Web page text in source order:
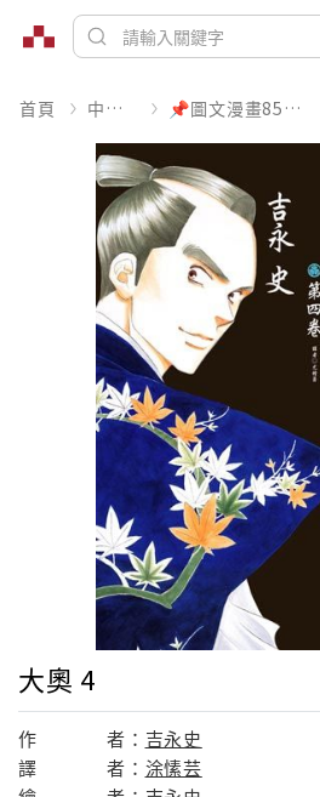
首頁 中文書 📌圖文漫畫85折起
大奧 4
作 者： 吉永史
譯
者： 涂愫芸